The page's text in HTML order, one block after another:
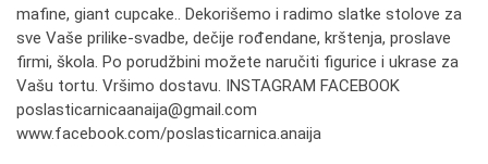
mafine, giant cupcake.. Dekorišemo i radimo slatke stolove za
sve Vaše prilike-svadbe, dečije rođendane, krštenja, proslave
firmi, škola. Po porudžbini možete naručiti figurice i ukrase za
Vašu tortu. Vršimo dostavu. INSTAGRAM FACEBOOK
poslasticarnicaanaija@gmail.com
www.facebook.com/poslasticarnica.anaija